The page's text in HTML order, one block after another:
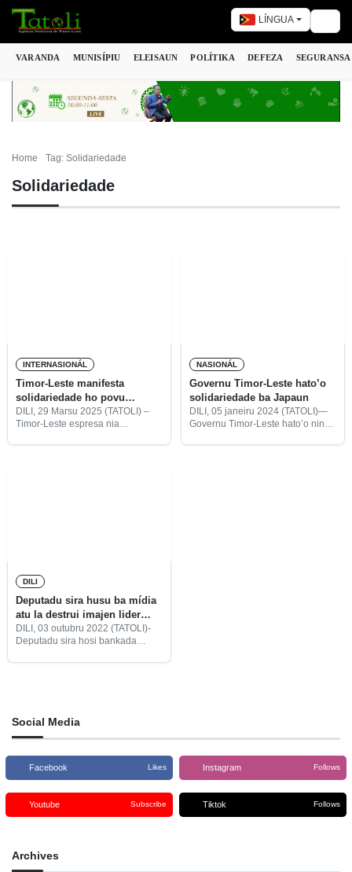
LÍNGUA
VARANDA MUNISÍPIU ELEISAUN POLÍTIKA DEFEZA SEGURANSA
Home Tag: Solidariedade
Solidariedade
INTERNASIONÁL
Timor-Leste manifesta
solidariedade ho povu
Tailándia no Myanmar
DILI, 29 Marsu 2025 (TATOLI) –
Timor-Leste espresa nia
NASIONÁL
Governu Timor-Leste hato’o
solidariedade ba Japaun
DILI, 05 janeiru 2024 (TATOLI)—
Governu Timor-Leste hato’o ninia
DILI
Deputadu sira husu ba mídia
atu la destrui imajen lider
Igreja Katólika
DILI, 03 outubru 2022 (TATOLI)-
Deputadu sira hosi bankada
liuhosi deklarasaun polítika iha
Social Media
Facebook Likes Instagram Follows
Youtube Subscribe Tiktok Follows
Archives